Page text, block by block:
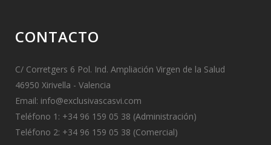
CONTACTO
C/ Corretgers 6 Pol. Ind. Ampliación Virgen de la Salud
46950 Xirivella - Valencia
Email: info@exclusivascasvi.com
Teléfono 1: +34 96 159 05 38 (Administración)
Teléfono 2: +34 96 159 05 38 (Comercial)